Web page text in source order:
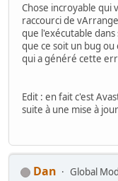
Chose incroyable qui
raccourci de
que l'exécutable dans
que ce soit un bug
qui a généré cette
Edit : en fait c'est
suite à une mise à
Dan
Global